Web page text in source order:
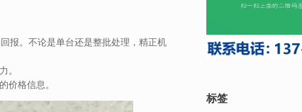
报。不论是单台还是整批处理，精正机
。
价格信息。
标签